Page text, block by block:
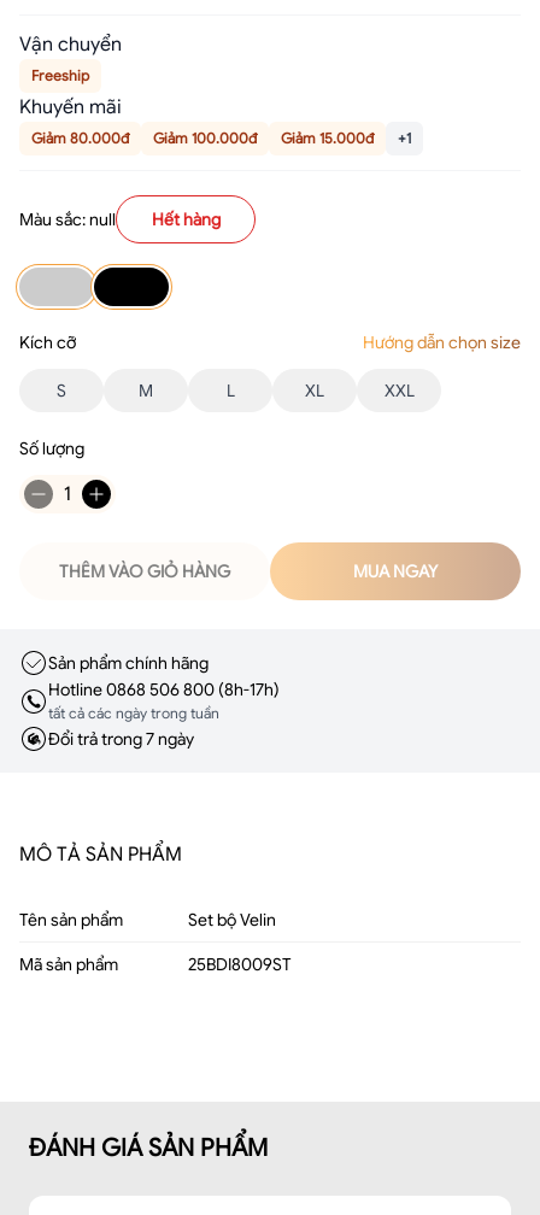
Vận chuyển
Freeship
Khuyến mãi
Giảm 80.000đ Giảm 100.000đ Giảm 15.000đ +1
Màu sắc: null Hết hàng
Kích cỡ Hướng dẫn chọn size
S M L XL XXL
Số lượng
1
THÊM VÀO GIỎ HÀNG MUA NGAY
Sản phẩm chính hãng
Hotline 0868 506 800 (8h-17h)
tất cả các ngày trong tuần
Đổi trả trong 7 ngày
MÔ TẢ SẢN PHẨM
Tên sản phẩm Set bộ Velin
Mã sản phẩm 25BDI8009ST
ĐÁNH GIÁ SẢN PHẨM